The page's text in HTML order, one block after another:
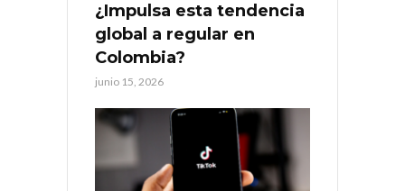
¿Impulsa esta tendencia
global a regular en
Colombia?
junio 15, 2026